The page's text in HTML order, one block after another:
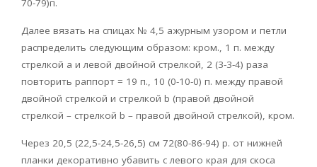
70-79)п.
Далее вязать на спицах № 4,5 ажурным узором и петли
распределить следующим образом: кром., 1 п. между
стрелкой а и левой двойной стрелкой, 2 (3-3-4) раза
повторить раппорт = 19 п., 10 (0-10-0) п. между правой
двойной стрелкой и стрелкой b (правой двойной
стрелкой – стрелкой b – правой двойной стрелкой), кром.
Через 20,5 (22,5-24,5-26,5) см 72(80-86-94) р. от нижней
планки декоративно убавить с левого края для скоса